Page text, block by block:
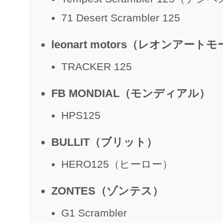
71 Desert Scrambler 125
leonart motors（レオンアートモ
TRACKER 125
FB MONDIAL（モンディアル）
HPS125
BULLIT（ブリット）
HERO125（ヒーロー）
ZONTES（ゾンテス）
G1 Scrambler